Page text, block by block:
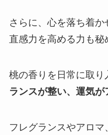
さらに、心を落ち着か
直感力を高める力も秘
桃の香りを日常に取り
ランスが整い、運気が
フレグランスやアロ